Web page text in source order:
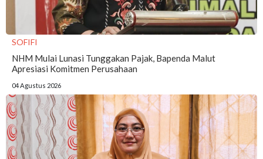
SOFIFI
NHM Mulai Lunasi Tunggakan Pajak, Bapenda Malut
Apresiasi Komitmen Perusahaan
04 Agustus 2026